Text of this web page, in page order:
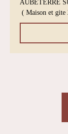
AUBETERRE
( Maison et
, partie
Chambres , 2
garages ,
survitrage le
FALAISE , LA
EUROPE ,